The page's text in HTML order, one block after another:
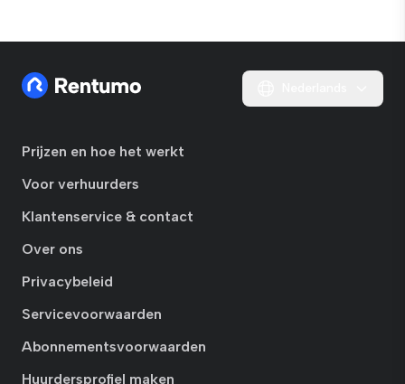
Prijzen en hoe het werkt
Voor verhuurders
Klantenservice & contact
Over ons
Privacybeleid
Servicevoorwaarden
Abonnementsvoorwaarden
Huurdersprofiel maken